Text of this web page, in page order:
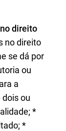
direito
no direito
se dá por
ou
a
ou
*
*